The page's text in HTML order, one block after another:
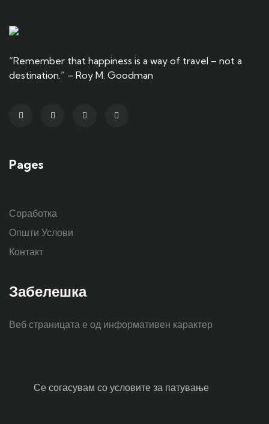
“Remember that happiness is a way of travel – not a
destination.” – Roy M. Goodman
Pages
Соработка
Општи Услови
Контакт
Забелешка
Веб страницата е од информативен карактер
Се согасувам со условите за патување